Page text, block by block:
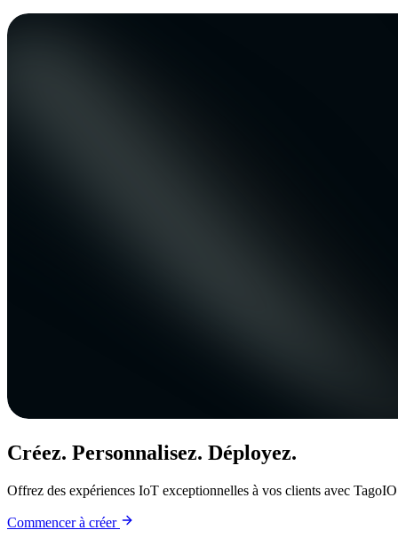
Créez. Personnalisez. Déployez.
Offrez des expériences IoT exceptionnelles à vos clients avec
Commencer à créer